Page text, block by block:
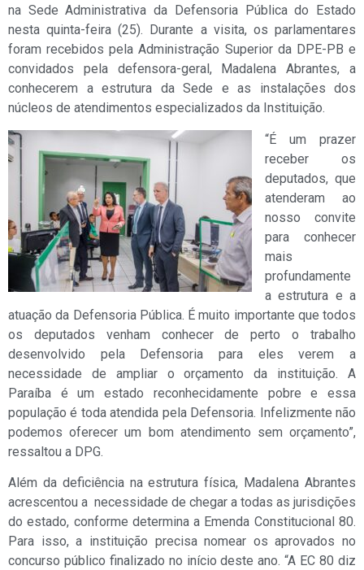
na Sede Administrativa da Defensoria Pública do Estado
nesta quinta-feira (25). Durante a visita, os parlamentares
foram recebidos pela Administração Superior da DPE-PB e
convidados pela defensora-geral, Madalena Abrantes, a
conhecerem a estrutura da Sede e as instalações dos
núcleos de atendimentos especializados da Instituição.
“É um prazer
receber os
deputados, que
atenderam ao
nosso convite
para conhecer
mais
profundamente
a estrutura e a
atuação da Defensoria Pública. É muito importante que todos
os deputados venham conhecer de perto o trabalho
desenvolvido pela Defensoria para eles verem a
necessidade de ampliar o orçamento da instituição. A
Paraíba é um estado reconhecidamente pobre e essa
população é toda atendida pela Defensoria. Infelizmente não
podemos oferecer um bom atendimento sem orçamento”,
ressaltou a DPG.
Além da deficiência na estrutura física, Madalena Abrantes
acrescentou a necessidade de chegar a todas as jurisdições
do estado, conforme determina a Emenda Constitucional 80.
Para isso, a instituição precisa nomear os aprovados no
concurso público finalizado no início deste ano. “A EC 80 diz